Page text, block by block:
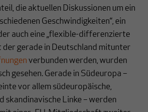
die aktuellen Diskussionen um ein
Geschwindigkeiten“, ein
auch eine „flexible-differenzierte
der gerade in Deutschland mitunter
verbunden werden, wurden
gesehen. Gerade in Südeuropa –
vor allem südeuropäische,
skandinavische Linke – werden